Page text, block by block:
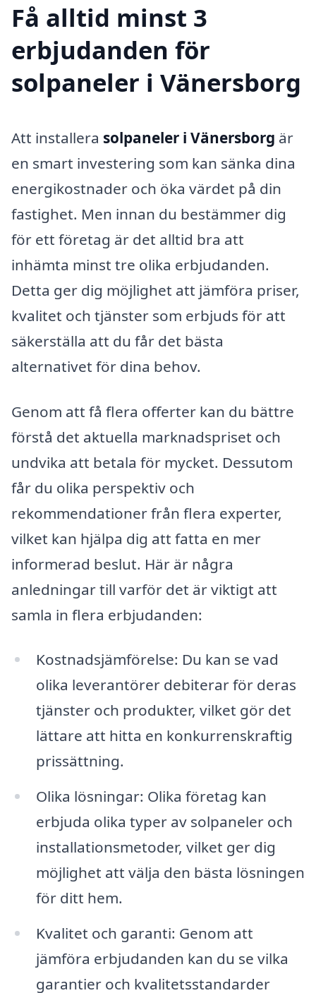
Få alltid minst 3
erbjudanden för
solpaneler i Vänersborg
Att installera solpaneler i Vänersborg är
en smart investering som kan sänka dina
energikostnader och öka värdet på din
fastighet. Men innan du bestämmer dig
för ett företag är det alltid bra att
inhämta minst tre olika erbjudanden.
Detta ger dig möjlighet att jämföra priser,
kvalitet och tjänster som erbjuds för att
säkerställa att du får det bästa
alternativet för dina behov.
Genom att få flera offerter kan du bättre
förstå det aktuella marknadspriset och
undvika att betala för mycket. Dessutom
får du olika perspektiv och
rekommendationer från flera experter,
vilket kan hjälpa dig att fatta en mer
informerad beslut. Här är några
anledningar till varför det är viktigt att
samla in flera erbjudanden:
Kostnadsjämförelse: Du kan se vad
olika leverantörer debiterar för deras
tjänster och produkter, vilket gör det
lättare att hitta en konkurrenskraftig
prissättning.
Olika lösningar: Olika företag kan
erbjuda olika typer av solpaneler och
installationsmetoder, vilket ger dig
möjlighet att välja den bästa lösningen
för ditt hem.
Kvalitet och garanti: Genom att
jämföra erbjudanden kan du se vilka
garantier och kvalitetsstandarder